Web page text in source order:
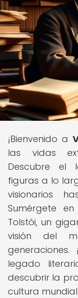
¡Bienvenido a
las vidas
Descubre el
figuras a lo
visionarios
Sumérgete
Tolstói, un
visión del
legado
descubrir la
cultura